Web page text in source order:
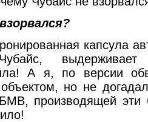
капсула
А я, по версии
но не
производящей эти